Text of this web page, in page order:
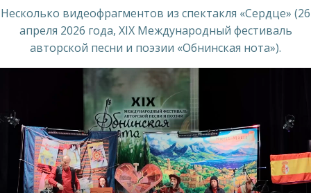
Несколько видеофрагментов из спектакля «Сердце» (26
апреля 2026 года, XIX Международный фестиваль
авторской песни и поэзии «Обнинская нота»).